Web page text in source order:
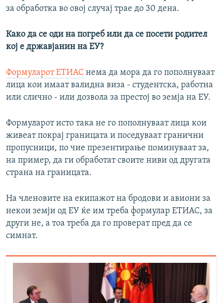
за обработка во овој случај трае до 30 дена.
Како да се оди на погреб или да се посети родител
кој е државјанин на ЕУ?
Формуларот ЕТИАС нема да мора да го пополнуваат
лица кои имаат валидна виза - студентска, работна
или слично - или дозвола за престој во земја на ЕУ.
Формуларот исто така не го пополнуваат лица кои
живеат покрај границата и поседуваат гранични
пропусници, по чие презентирање поминуваат за,
на пример, да ги обработат своите ниви од другата
страна на границата.
На членовите на екипажот на бродови и авиони за
некои земји од ЕУ ќе им треба формулар ЕТИАС, за
други не, а тоа треба да го проверат пред да се
симнат.